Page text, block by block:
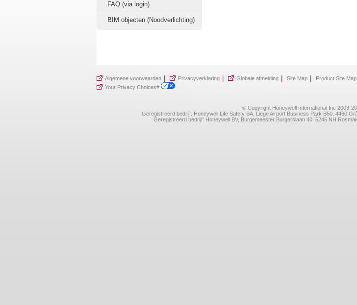
FAQ (via login)
BIM objecten (Noodverlichting)
Algemene voorwaarden Privacyverklaring Globale afmelding Site Map Product Site Map
Your Privacy Choices#
© Copyright Honeywell International Inc 2003-
Geregistreerd bedrijf: Honeywell Life Safety SA, Liege Airport Business Park B50, 4460
Geregistreerd bedrijf: Honeywell BV, Burgemeester Burgerslaan 40, 5245 NH